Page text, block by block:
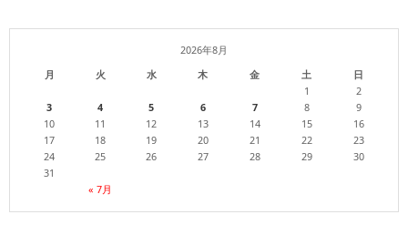
2026年8月
月
火 水 木 金 土 日
« 7月
1
2
3
4 5 6 7 8
9
10
11 12 13 14 15
16
17
18 19 20 21 22
23
24
25 26 27 28 29
30
31